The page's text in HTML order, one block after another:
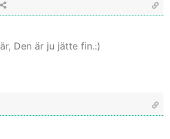
Den är ju jätte fin.:)